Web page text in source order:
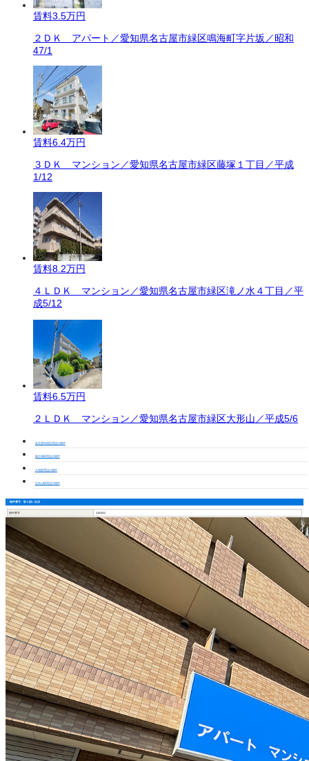
賃料3.5万円
２ＤＫ アパート／愛知県名古屋市緑区鳴海町字片坂／昭和
47/1
賃料6.4万円
３ＤＫ マンション／愛知県名古屋市緑区藤塚１丁目／平成
1/12
賃料8.2万円
４ＬＤＫ マンション／愛知県名古屋市緑区滝ノ水４丁目／平
成5/12
賃料6.5万円
２ＬＤＫ マンション／愛知県名古屋市緑区大形山／平成5/6
名古屋市緑区周辺の物件
南大高駅周辺の物件
大高駅周辺の物件
左京山駅周辺の物件
物件番号・取り扱い支店
物件番号 3103422